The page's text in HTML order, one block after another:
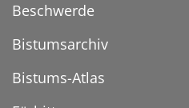
Beschwerde
Bistumsarchiv
Bistums-Atlas